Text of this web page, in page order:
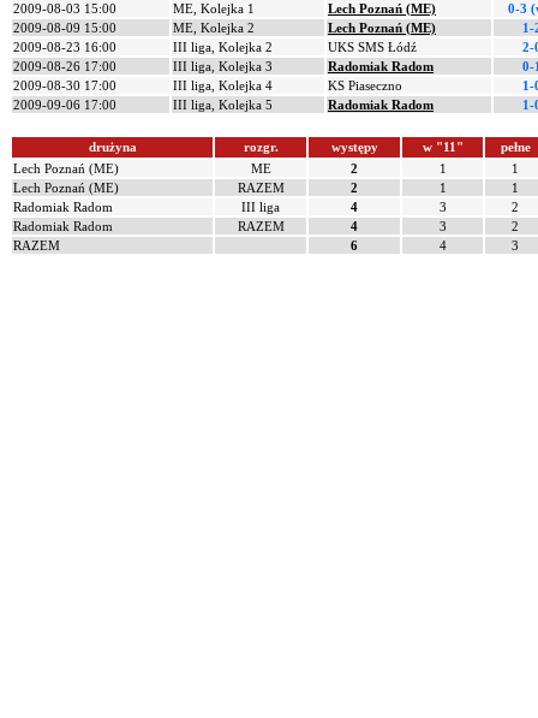
2009-08-03 15:00
ME, Kolejka 1 Lech Poznań (ME)
0-3
2009-08-09 15:00
ME, Kolejka 2 Lech Poznań (ME)
1-
2009-08-23 16:00
III liga, Kolejka 2 UKS SMS Łódź
2-
2009-08-26 17:00
III liga, Kolejka 3 Radomiak Radom
0-
2009-08-30 17:00
III liga, Kolejka 4 KS Piaseczno
1-
2009-09-06 17:00
III liga, Kolejka 5 Radomiak Radom 1-
drużyna rozgr. występy w "11"
pełne
Lech Poznań (ME)
ME 2 1
1
Lech Poznań (ME)
RAZEM 2 1
1
Radomiak Radom
III liga 4 3
2
Radomiak Radom
RAZEM 4 3
2
RAZEM
6 4 3